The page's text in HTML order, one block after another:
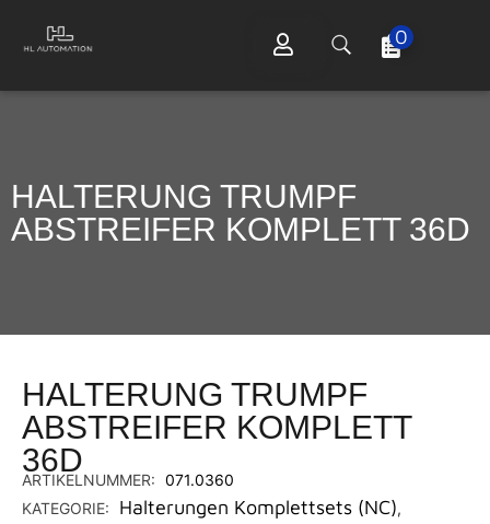
0
HALTERUNG TRUMPF
ABSTREIFER KOMPLETT 36D
HALTERUNG TRUMPF
ABSTREIFER KOMPLETT
36D
ARTIKELNUMMER: 071.0360
KATEGORIE:
Halterungen Komplettsets (NC),